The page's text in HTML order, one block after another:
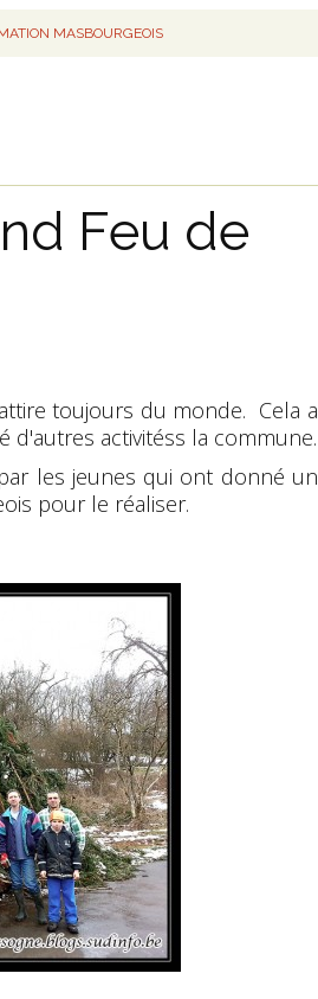
MASBOURGEOIS
Feu de
toujours du monde. Cela a
d'autres activitéss la commune.
les jeunes qui ont donné un
pour le réaliser.